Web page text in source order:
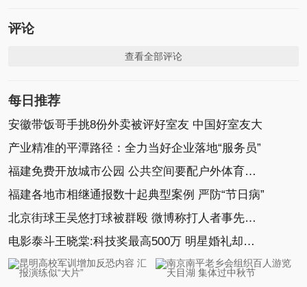
评论
查看全部评论
每日推荐
安徽带饭哥手挑8份外卖被评好室友 中国好室友大
产业精准的平潭路径：全力当好企业落地“服务员”
福建免费开放城市公园 公共空间要配户外体育设施
福建各地市相继通报数十起典型案例 严防“节日病”
北京街球王吴悠打球被群殴 微博称打人者事先有预谋
电影泰斗王晓棠:科技奖最高500万 明星婚礼却要花